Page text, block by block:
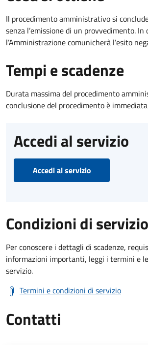
Il procedimento amministrativo si
senza l’emissione di un provvedimento. In
l’Amministrazione comunicherà l’esito
Tempi e scadenze
Durata massima del procedimento
conclusione del procedimento è
Accedi al servizio
Accedi al servizio
Condizioni di servizio
Per conoscere i dettagli di scadenze,
informazioni importanti, leggi i termini e
servizio.
Termini e condizioni di servizio
Contatti